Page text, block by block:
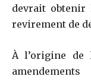
devrait obtenir
revirement de
À l’origine de